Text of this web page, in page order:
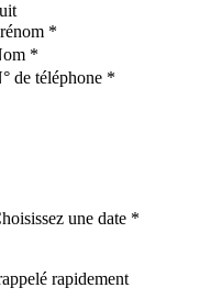
*
*
de téléphone *
une date *
rapidement